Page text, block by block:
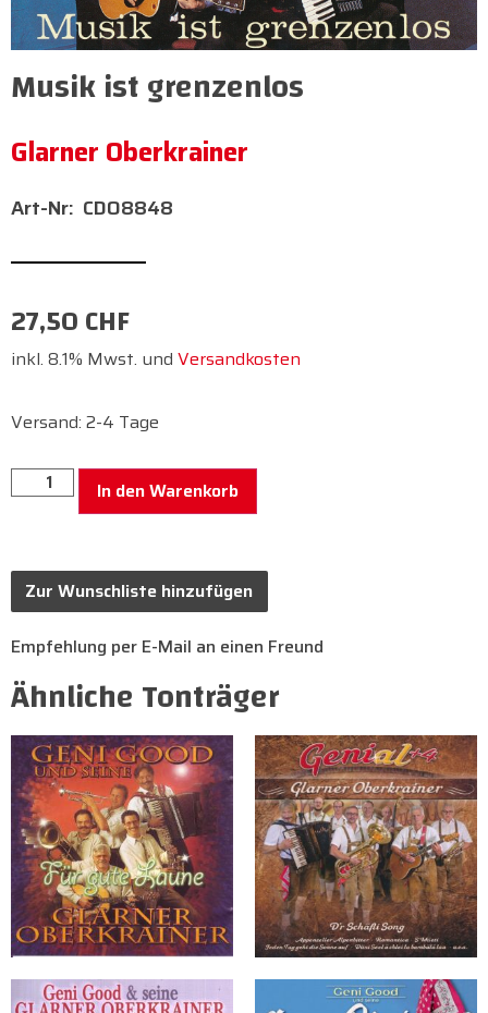
Musik ist grenzenlos
Glarner Oberkrainer
CDO8848
27,50CHF
inkl. 8.1% Mwst. und Versandkosten
Versand: 2-4 Tage
In den Warenkorb
Zur Wunschliste hinzufügen
Empfehlung per E-Mail an einen Freund
Ähnliche Tonträger